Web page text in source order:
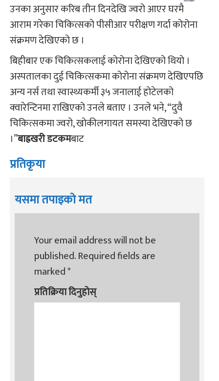
उनका अनुसार करिब तीन दिनदेखि ज्वरो आएर घरमै
आराम गरेका चिकित्सको पीसीआर परीक्षण गर्दा कोरोना
संक्रमण देखिएको छ ।
बिहीबार एक चिकित्सकलाई कोरोना देखिएको थियो ।
अस्पतालका दुई चिकित्सकमा कोरोना संक्रमण देखिएपछि
अन्य नर्स तथा स्वास्थ्यकर्मी ३५ जनालाई होटेलको
क्‍वारेन्टिनमा राखिएको उनले बताए । उनले भने, “दुवै
चिकित्सकमा ज्वरो, खोकीलगायत समस्या देखिएको छ
।”बाह्रखरी डटकमबाट
प्रतिकृया
यसमा तपाइको मत
Your email address will not be
published.Required fields are
marked*
प्रतिक्रिया दिनुहोस्